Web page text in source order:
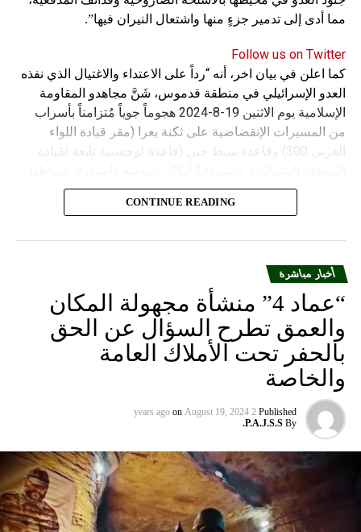
مما أدى إلى تدمير جزءٍ منها واشتعال النيران فيها”.
Follow us on Twitter
كما اعلن في بيان اخر، أنه “رداً على الاعتداء والاغتيال الذي نفذه
العدو الإسرائيلي في منطقة قدموس، شَنَّ مجاهدو المقاومة
الإسلامية يوم الاثنين 19-8-2024 هجوماً جوياً مُتزامناً بأسراب
من المسيرات الإنقضاضية على ثكنة يعرا (مقر قيادة اللواء
الغربي 300) وقاعدة سنط جين (قاعدة لوجستية تابعة لقيادة
وجنودها وأصابت أهدافها بدقة وأوقعت فيهم عدداً من القتلى
CONTINUE READING
أخبار مباشرة
“عماد 4” منشأة مجهولة المكان
والعمق تطرح السؤال عن الحق
بالحفر تحت الأملاك العامة
والخاصة
Published
2 years ago
on August 19, 2024
By
P.A.J.S.S.